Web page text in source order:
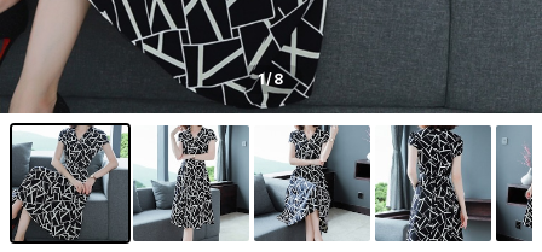
1/8